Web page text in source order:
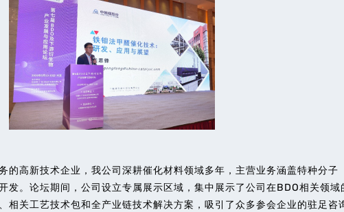
高新技术企业，我公司深耕催化材料领域多年，主营业务涵盖特种分子
发。论坛期间，公司设立专属展示区域，集中展示了公司在BDO相关领域
相关工艺技术包和全产业链技术解决方案，吸引了众多参会企业的驻足咨